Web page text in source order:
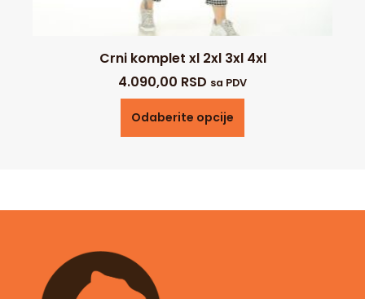
Crni komplet xl 2xl 3xl 4xl
4.090,00 RSD sa PDV
Odaberite opcije